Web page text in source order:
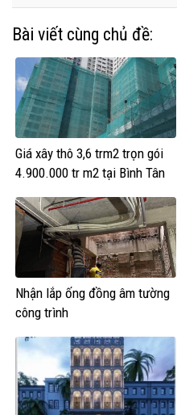
Bài viết cùng chủ đề:
Giá xây thô 3,6 trm2 trọn gói
4.900.000 tr m2 tại Bình Tân
Nhận lắp ống đồng âm tường
công trình